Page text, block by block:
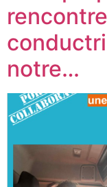
notre…